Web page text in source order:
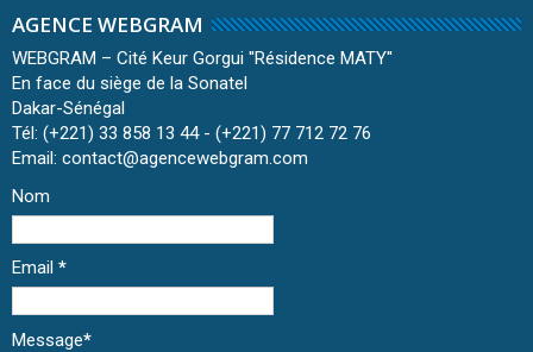
AGENCE WEBGRAM
WEBGRAM – Cité Keur Gorgui ''Résidence MATY''
En face du siège de la Sonatel
Dakar-Sénégal
Tél: (+221) 33 858 13 44 - (+221) 77 712 72 76
Email: contact@agencewebgram.com
Nom
Email *
Message*